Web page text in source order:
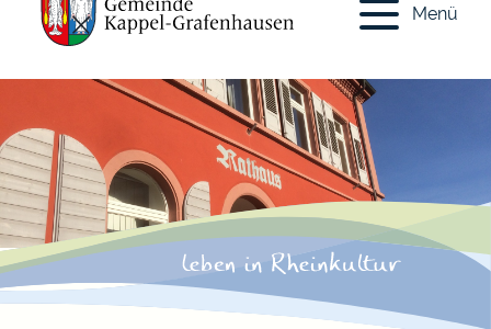
Menü